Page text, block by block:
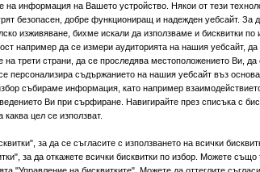
на информация на Вашето устройство. Някои от тези
безопасен, добре функциониращ и надежден уебсайт. За
изживяване, бихме искали да използваме и бисквитки по
например да се измери аудиторията на нашия уебсайт, да
на трети страни, да се проследява местоположението Ви, да
персонализира съдържанието на нашия уебсайт въз
събираме информация, като например
Ви при сърфиране. Навигирайте през списъка с
каква цел се използват.
за да се съгласите с използването на всички
за да откажете всички бисквитки по избор. Можете също